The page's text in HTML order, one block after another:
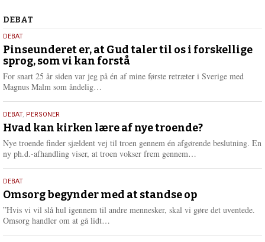
Debat
DEBAT
5.
august
2026
DEBAT
Pinseunderet er, at Gud taler til os i forskellige
sprog, som vi kan forstå
For snart 25 år siden var jeg på én af mine første retræter i Sverige med
Magnus Malm som åndelig…
e
r
e
25.
juli
2026
DEBAT, PERSONER
Hvad kan kirken lære af nye troende?
Nye troende finder sjældent vej til troen gennem én afgørende beslutning. En
ny ph.d.-afhandling viser, at troen vokser frem gennem…
e
r
e
9.
juli
2026
DEBAT
Omsorg begynder med at standse op
”Hvis vi vil slå hul igennem til andre mennesker, skal vi gøre det uventede.
Omsorg handler om at gå lidt…